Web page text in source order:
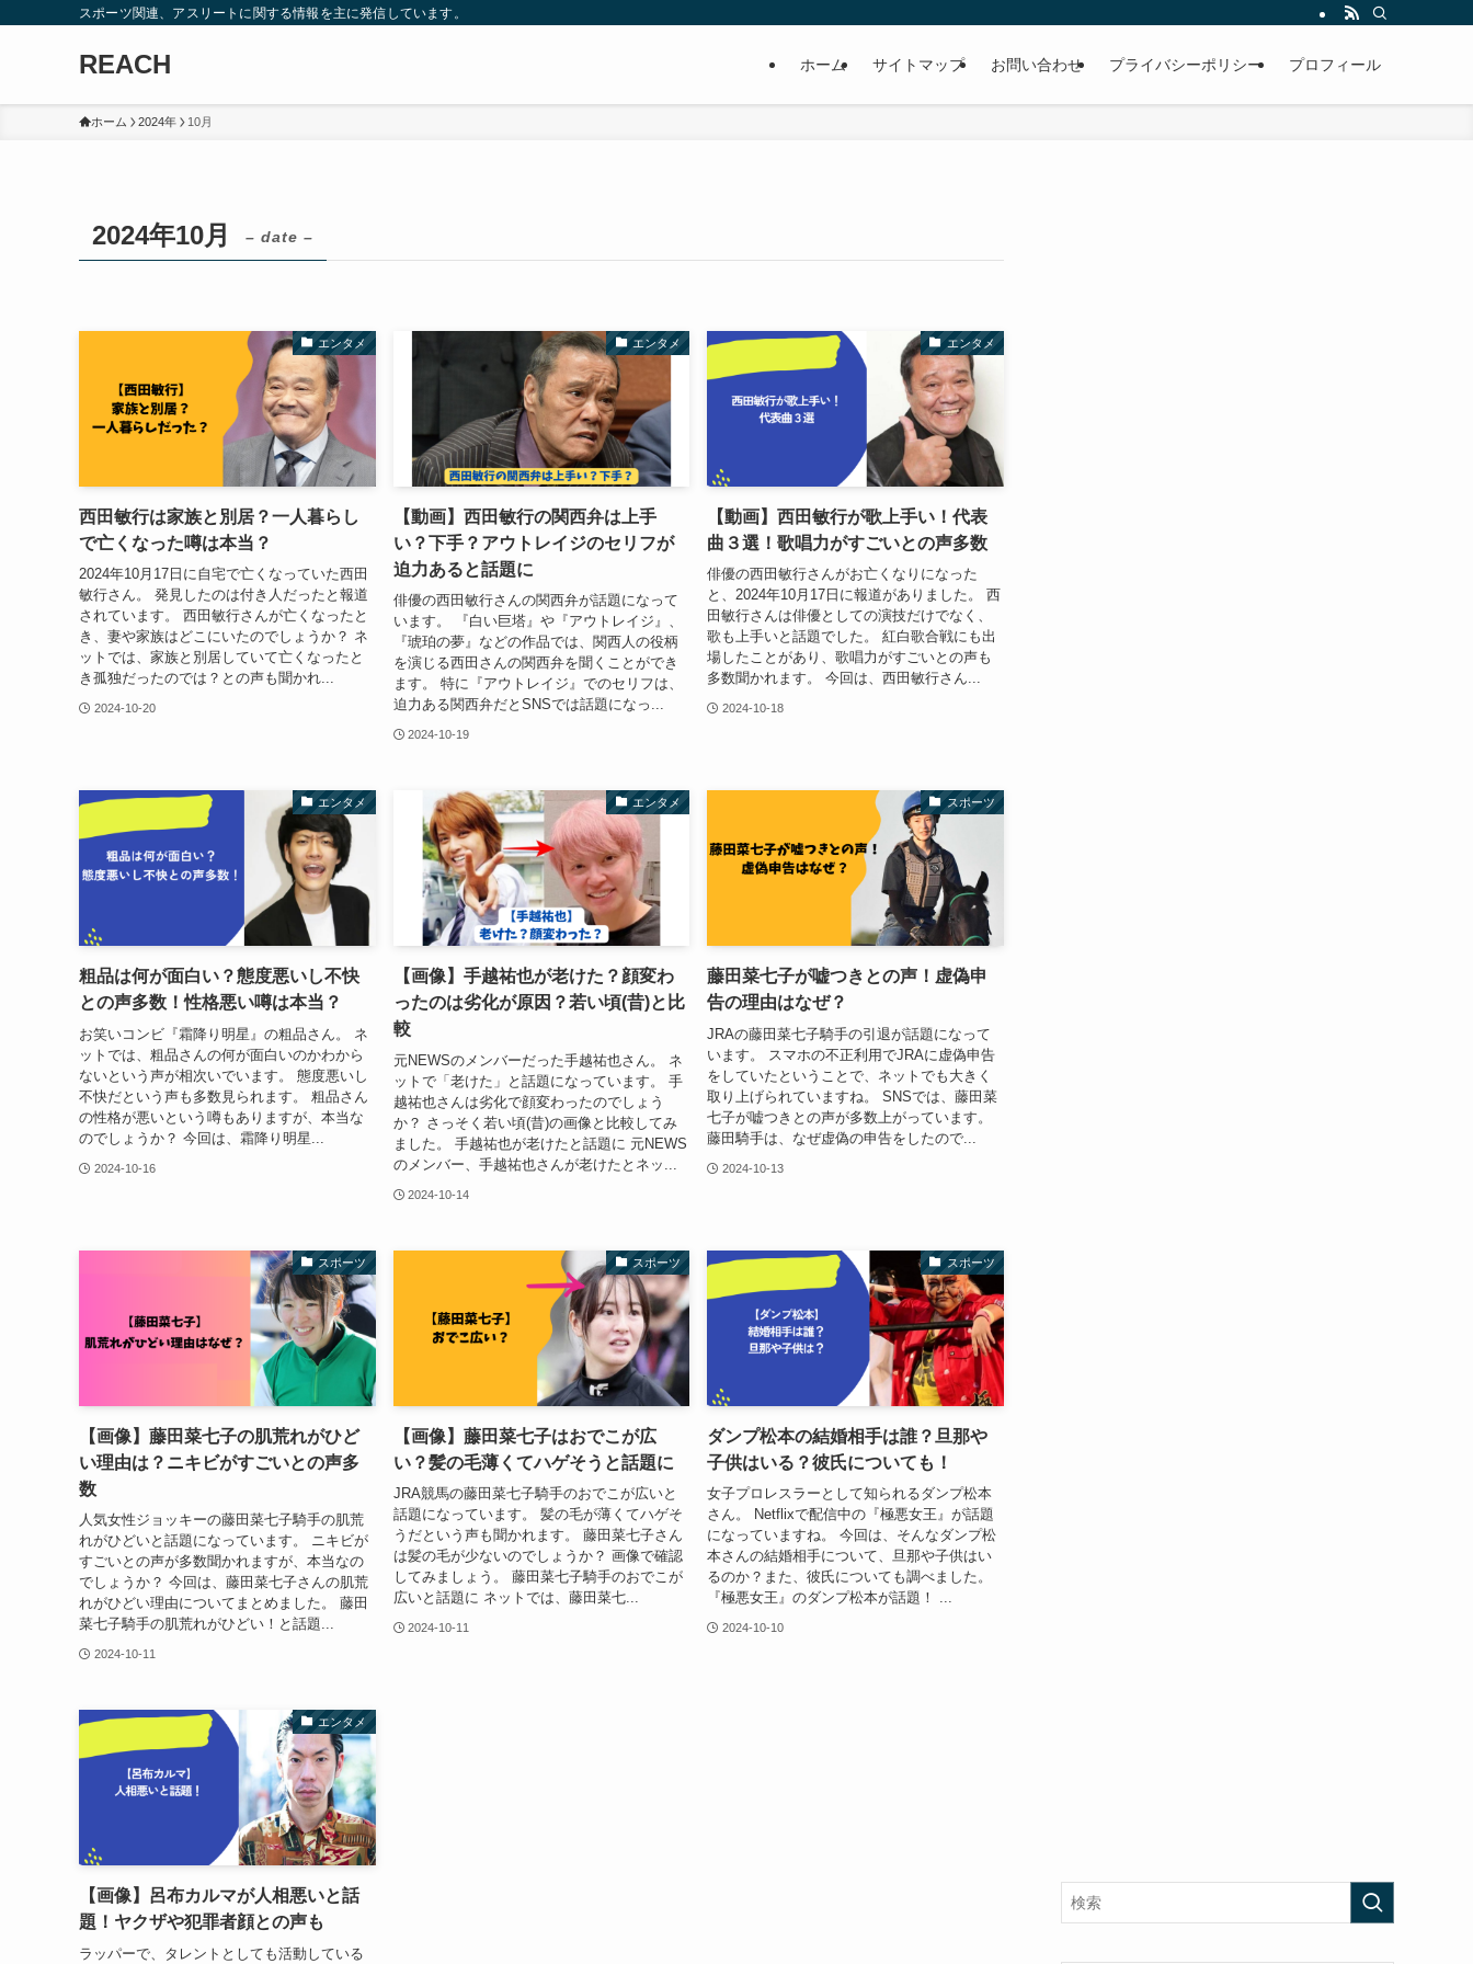
スポーツ関連、アスリートに関する情報を主に発信しています。
REACH ホーム サイトマップ お問い合わせ プライバシーポリシー プロフィール
ホーム 2024年 10月
2024年10月 – date –
エンタメ
西田敏行は家族と別居？一人暮らし
で亡くなった噂は本当？
2024年10月17日に自宅で亡くなっていた西田
敏行さん。 発見したのは付き人だったと報道
されています。 西田敏行さんが亡くなったと
き、妻や家族はどこにいたのでしょうか？ ネ
ットでは、家族と別居していて亡くなったと
き孤独だったのでは？との声も聞かれ...
2024-10-20
エンタメ
【動画】西田敏行の関西弁は上手
い？下手？アウトレイジのセリフが
迫力あると話題に
俳優の西田敏行さんの関西弁が話題になって
います。 『白い巨塔』や『アウトレイジ』、
『琥珀の夢』などの作品では、関西人の役柄
を演じる西田さんの関西弁を聞くことができ
ます。 特に『アウトレイジ』でのセリフは、
迫力ある関西弁だとSNSでは話題になっ...
2024-10-19
エンタメ
【動画】西田敏行が歌上手い！代表
曲３選！歌唱力がすごいとの声多数
俳優の西田敏行さんがお亡くなりになった
と、2024年10月17日に報道がありました。 西
田敏行さんは俳優としての演技だけでなく、
歌も上手いと話題でした。 紅白歌合戦にも出
場したことがあり、歌唱力がすごいとの声も
多数聞かれます。 今回は、西田敏行さん...
2024-10-18
エンタメ
粗品は何が面白い？態度悪いし不快
との声多数！性格悪い噂は本当？
お笑いコンビ『霜降り明星』の粗品さん。 ネ
ットでは、粗品さんの何が面白いのかわから
ないという声が相次いでいます。 態度悪いし
不快だという声も多数見られます。 粗品さん
の性格が悪いという噂もありますが、本当な
のでしょうか？ 今回は、霜降り明星...
2024-10-16
エンタメ
【画像】手越祐也が老けた？顔変わ
ったのは劣化が原因？若い頃(昔)と比
較
元NEWSのメンバーだった手越祐也さん。 ネ
ットで「老けた」と話題になっています。 手
越祐也さんは劣化で顔変わったのでしょう
か？ さっそく若い頃(昔)の画像と比較してみ
ました。 手越祐也が老けたと話題に 元NEWS
のメンバー、手越祐也さんが老けたとネッ...
2024-10-14
スポーツ
藤田菜七子が嘘つきとの声！虚偽申
告の理由はなぜ？
JRAの藤田菜七子騎手の引退が話題になって
います。 スマホの不正利用でJRAに虚偽申告
をしていたということで、ネットでも大きく
取り上げられていますね。 SNSでは、藤田菜
七子が嘘つきとの声が多数上がっています。
藤田騎手は、なぜ虚偽の申告をしたので...
2024-10-13
スポーツ
【画像】藤田菜七子の肌荒れがひど
い理由は？ニキビがすごいとの声多
数
人気女性ジョッキーの藤田菜七子騎手の肌荒
れがひどいと話題になっています。 ニキビが
すごいとの声が多数聞かれますが、本当なの
でしょうか？ 今回は、藤田菜七子さんの肌荒
れがひどい理由についてまとめました。 藤田
菜七子騎手の肌荒れがひどい！と話題...
2024-10-11
スポーツ
【画像】藤田菜七子はおでこが広
い？髪の毛薄くてハゲそうと話題に
JRA競馬の藤田菜七子騎手のおでこが広いと
話題になっています。 髪の毛が薄くてハゲそ
うだという声も聞かれます。 藤田菜七子さん
は髪の毛が少ないのでしょうか？ 画像で確認
してみましょう。 藤田菜七子騎手のおでこが
広いと話題に ネットでは、藤田菜七...
2024-10-11
スポーツ
ダンプ松本の結婚相手は誰？旦那や
子供はいる？彼氏についても！
女子プロレスラーとして知られるダンプ松本
さん。 Netflixで配信中の『極悪女王』が話題
になっていますね。 今回は、そんなダンプ松
本さんの結婚相手について、旦那や子供はい
るのか？また、彼氏についても調べました。
『極悪女王』のダンプ松本が話題！ ...
2024-10-10
エンタメ
【画像】呂布カルマが人相悪いと話
題！ヤクザや犯罪者顔との声も
ラッパーで、タレントとしても活動している